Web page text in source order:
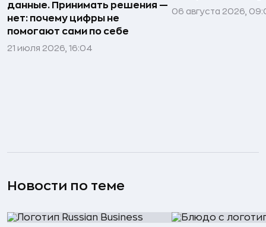
данные. Принимать решения —
нет: почему цифры не
помогают сами по себе
21 июля 2026, 16:04
06 августа 2026,
Новости по теме